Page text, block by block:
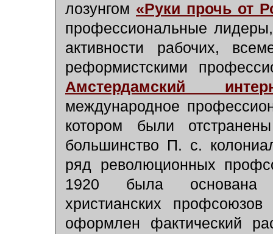
лозунгом «Руки прочь от
профессиональные
активности рабочих,
реформистскими
Амстердамский
международное
котором были
большинство П. с.
ряд революционных
1920 была основана
христианских
оформлен фактический